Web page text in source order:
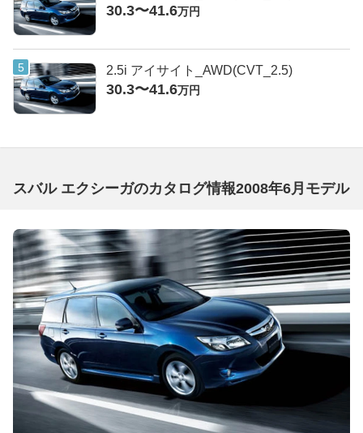
30.3〜41.6万円
2.5i アイサイト_AWD(CVT_2.5)
30.3〜41.6万円
スバル エクシーガのカタログ情報2008年6月モデル